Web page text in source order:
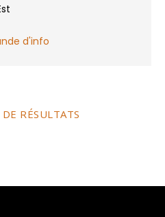
d'info
RÉSULTATS